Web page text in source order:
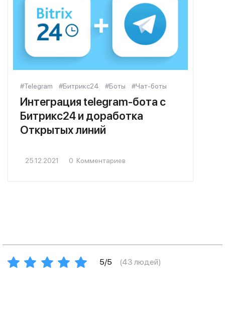
#Telegram #Битрикс24 #Боты #Чат-боты
Интеграция telegram-бота с
Битрикс24 и доработка
Открытых линий
25.12.2021 0 Комментариев
5/5 (43 людей)